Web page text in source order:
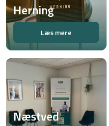
Herning
Læs mere
Næstved